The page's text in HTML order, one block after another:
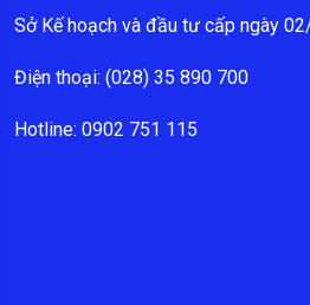
Sở Kế hoạch và đầu tư cấp ngày
Điện thoại: (028) 35 890 700
Hotline: 0902 751 115